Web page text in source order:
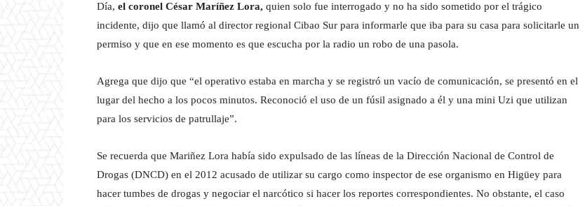
Día, el coronel César Maríñez Lora, quien solo fue interrogado y no ha sido sometido por el trágico
incidente, dijo que llamó al director regional Cibao Sur para informarle que iba para su casa para solicitarle un
permiso y que en ese momento es que escucha por la radio un robo de una pasola.
Agrega que dijo que “el operativo estaba en marcha y se registró un vacío de comunicación, se presentó en el
lugar del hecho a los pocos minutos. Reconoció el uso de un fúsil asignado a él y una mini Uzi que utilizan
para los servicios de patrullaje”.
Se recuerda que Mariñez Lora había sido expulsado de las líneas de la Dirección Nacional de Control de
Drogas (DNCD) en el 2012 acusado de utilizar su cargo como inspector de ese organismo en Higüey para
hacer tumbes de drogas y negociar el narcótico si hacer los reportes correspondientes. No obstante, el caso